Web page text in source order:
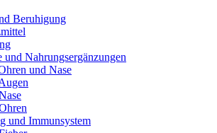
Beruhigung
und Nahrungsergänzungen
und Nase
und Immunsystem